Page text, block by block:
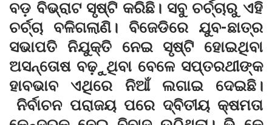
ବଡ଼ ବିଭ୍ରାଟ ସୃଷ୍ଟି କରିଛି। ସବୁ ଚର୍ଚ୍ଚାରୁ ଏହି
ଚର୍ଚ୍ଚା ବଳିଗଲାଣି। ବିଜେଡିରେ ଯୁବ-ଛାତ୍ର
ସଭାପତି ନିଯୁକ୍ତି ନେଇ ସୃଷ୍ଟି ହୋଇଥିବା
ଅସନ୍ତୋଷ ବଢ଼ୁଥିବା ବେଳେ ସପ୍ତରଥୀଙ୍କ
ହାବଭାବ ଏଥିରେ ନିଆଁ ଲଗାଇ ଦେଇଛି।
ନିର୍ବାଚନ ପରାଜୟ ପରେ ଦ୍ବିତୀୟ କ୍ଷମତା